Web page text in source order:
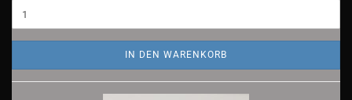
IN DEN WARENKORB